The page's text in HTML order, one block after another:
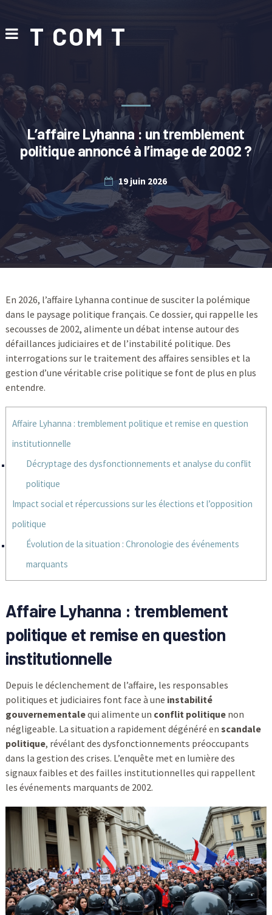
T COM T
L’affaire Lyhanna : un tremblement
politique annoncé à l’image de 2002 ?
19 juin 2026
En 2026, l’affaire Lyhanna continue de susciter la polémique
dans le paysage politique français. Ce dossier, qui rappelle les
secousses de 2002, alimente un débat intense autour des
défaillances judiciaires et de l’instabilité politique. Des
interrogations sur le traitement des affaires sensibles et la
gestion d’une véritable crise politique se font de plus en plus
entendre.
Affaire Lyhanna : tremblement politique et remise en question
institutionnelle
Décryptage des dysfonctionnements et analyse du conflit
politique
Impact social et répercussions sur les élections et l’opposition
politique
Évolution de la situation : Chronologie des événements
marquants
Affaire Lyhanna : tremblement
politique et remise en question
institutionnelle
Depuis le déclenchement de l’affaire, les responsables
politiques et judiciaires font face à une instabilité
gouvernementalequi alimente un conflit politiquenon
négligeable. La situation a rapidement dégénéré en scandale
politique, révélant des dysfonctionnements préoccupants
dans la gestion des crises. L’enquête met en lumière des
signaux faibles et des failles institutionnelles qui rappellent
les événements marquants de 2002.